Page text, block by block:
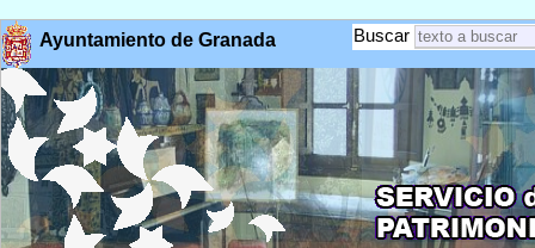
Ayuntamiento de Granada Buscar